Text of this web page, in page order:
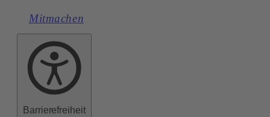
Mitmachen
Barrierefreiheit